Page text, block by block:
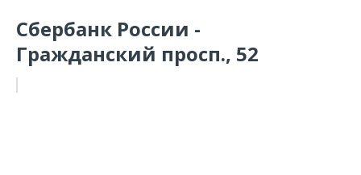
Сбербанк России -
Гражданский просп., 52